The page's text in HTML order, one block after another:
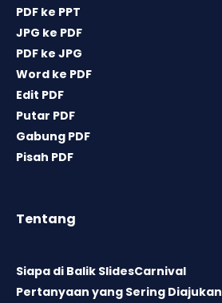
PDF ke PPT
JPG ke PDF
PDF ke JPG
Word ke PDF
Edit PDF
Putar PDF
Gabung PDF
Pisah PDF
Tentang
Siapa di Balik SlidesCarnival
Pertanyaan yang Sering Diajukan